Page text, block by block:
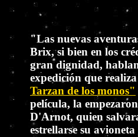
"Las nuevas
Brix, si bien en los
gran dignidad,
expedición que
Tarzan de los monos"
película, la
D'Arnot, quien
estrellarse su